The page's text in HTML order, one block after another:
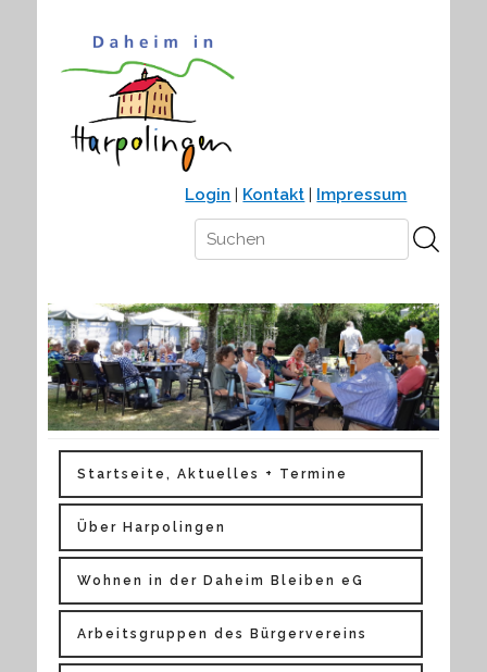
Login | Kontakt | Impressum
Startseite, Aktuelles + Termine
Über Harpolingen
Wohnen in der Daheim Bleiben eG
Arbeitsgruppen des Bürgervereins